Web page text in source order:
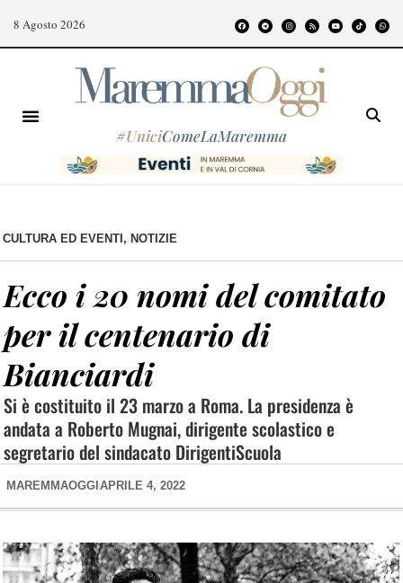
8 Agosto 2026
#UniciComeLaMaremma
CULTURA ED EVENTI , NOTIZIE
Ecco i 20 nomi del comitato
per il centenario di
Bianciardi
Si è costituito il 23 marzo a Roma. La presidenza è
andata a Roberto Mugnai, dirigente scolastico e
segretario del sindacato DirigentiScuola
MAREMMAOGGI APRILE 4, 2022